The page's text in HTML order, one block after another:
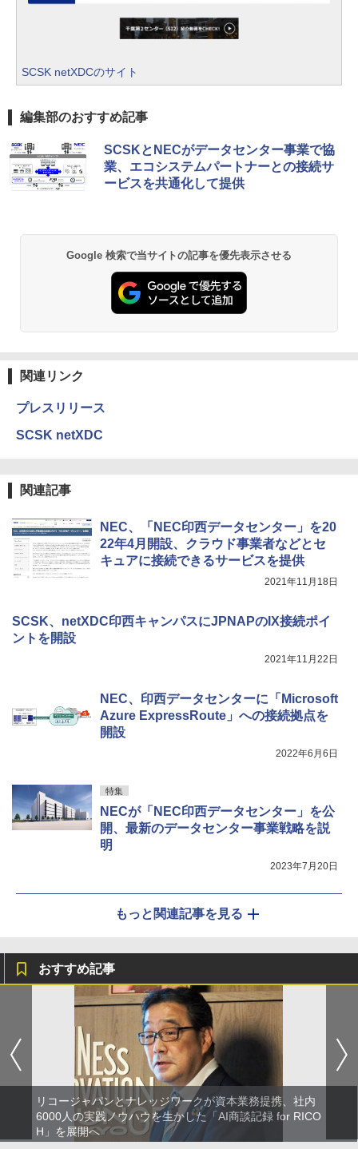
SCSK netXDCのサイト
編集部のおすすめ記事
SCSKとNECがデータセンター事業で協
業、エコシステムパートナーとの接続サ
ービスを共通化して提供
Google 検索で当サイトの記事を優先表示させる
関連リンク
プレスリリース
SCSK netXDC
関連記事
NEC、「NEC印西データセンター」を20
22年4月開設、クラウド事業者などとセ
キュアに接続できるサービスを提供
2021年11月18日
SCSK、netXDC印西キャンパスにJPNAPのIX接続ポイ
ントを開設
2021年11月22日
NEC、印西データセンターに「Microsoft
Azure ExpressRoute」への接続拠点を
開設
2022年6月6日
特集
NECが「NEC印西データセンター」を公
開、最新のデータセンター事業戦略を説
明
2023年7月20日
もっと関連記事を見る
おすすめ記事
リコージャパンとナレッジワークが資本業務提携、社内
6000人の実践ノウハウを生かした「AI商談記録 for RICO
H」を展開へ